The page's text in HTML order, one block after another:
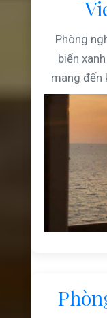
Phòng
biển
mang đến